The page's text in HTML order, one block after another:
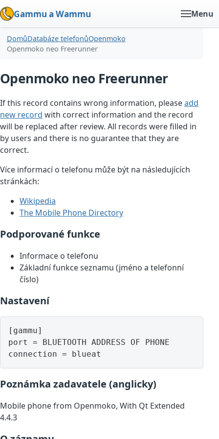
Gammu a Wammu Menu
DomůDatabáze telefonůOpenmoko
Openmoko neo Freerunner
Openmoko neo Freerunner
If this record contains wrong information, pleaseadd
new record with correct information and the record
will be replaced after review. All records were filled in
by users and there is no guarantee that they are
correct.
Více informací o telefonu může být na následujících
stránkách:
Wikipedia
The Mobile Phone Directory
Podporované funkce
Informace o telefonu
Základní funkce seznamu (jméno a telefonní
číslo)
Nastavení
[gammu]
port = BLUETOOTH ADDRESS OF PHONE
Poznámka zadavatele (anglicky)
Mobile phone from Openmoko, With Qt Extended
4.4.3